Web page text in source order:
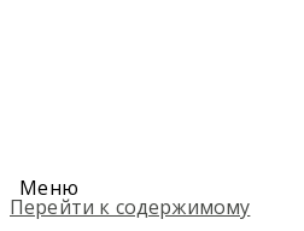
Меню
Перейти к содержимому